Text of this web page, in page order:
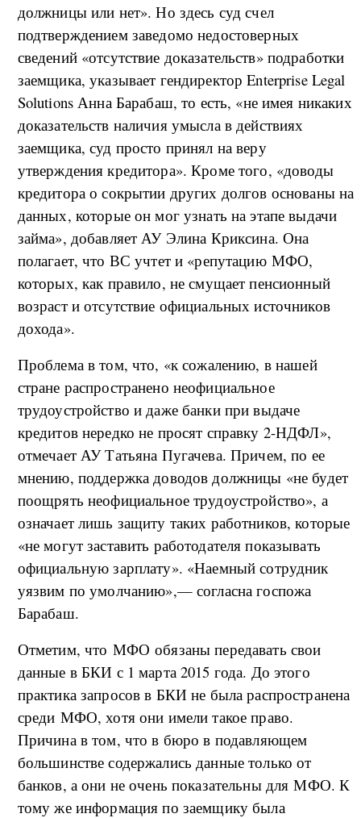
должницы или нет». Но здесь суд счел
подтверждением заведомо недостоверных
сведений «отсутствие доказательств» подработки
заемщика, указывает гендиректор Enterprise Legal
Solutions Анна Барабаш, то есть, «не имея никаких
доказательств наличия умысла в действиях
заемщика, суд просто принял на веру
утверждения кредитора». Кроме того, «доводы
кредитора о сокрытии других долгов основаны на
данных, которые он мог узнать на этапе выдачи
займа», добавляет АУ Элина Криксина. Она
полагает, что ВС учтет и «репутацию МФО,
которых, как правило, не смущает пенсионный
возраст и отсутствие официальных источников
дохода».
Проблема в том, что, «к сожалению, в нашей
стране распространено неофициальное
трудоустройство и даже банки при выдаче
кредитов нередко не просят справку 2-НДФЛ»,
отмечает АУ Татьяна Пугачева. Причем, по ее
мнению, поддержка доводов должницы «не будет
поощрять неофициальное трудоустройство», а
означает лишь защиту таких работников, которые
«не могут заставить работодателя показывать
официальную зарплату». «Наемный сотрудник
уязвим по умолчанию»,— согласна госпожа
Барабаш.
Отметим, что МФО обязаны передавать свои
данные в БКИ с 1 марта 2015 года. До этого
практика запросов в БКИ не была распространена
среди МФО, хотя они имели такое право.
Причина в том, что в бюро в подавляющем
большинстве содержались данные только от
банков, а они не очень показательны для МФО. К
тому же информация по заемщику была